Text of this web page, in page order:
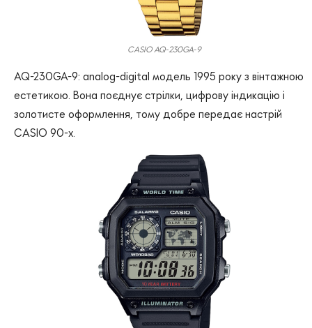
CASIO AQ-230GA-9
AQ-230GA-9: analog-digital модель 1995 року з вінтажною
естетикою. Вона поєднує стрілки, цифрову індикацію і
золотисте оформлення, тому добре передає настрій
CASIO 90-х.